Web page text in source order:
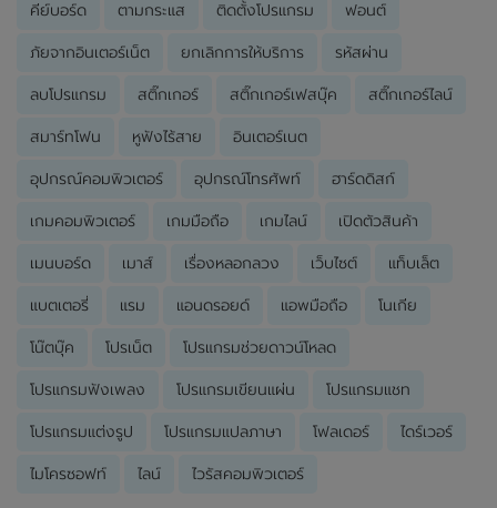
คีย์บอร์ด ตามกระแส ติดตั้งโปรแกรม ฟอนต์
ภัยจากอินเตอร์เน็ต ยกเลิกการให้บริการ รหัสผ่าน
ลบโปรแกรม สติ๊กเกอร์ สติ๊กเกอร์เฟสบุ๊ค สติ๊กเกอร์ไลน์
สมาร์ทโฟน หูฟังไร้สาย อินเตอร์เนต
อุปกรณ์คอมพิวเตอร์ อุปกรณ์โทรศัพท์ ฮาร์ดดิสก์
เกมคอมพิวเตอร์ เกมมือถือ เกมไลน์ เปิดตัวสินค้า
เมนบอร์ด เมาส์ เรื่องหลอกลวง เว็บไซต์ แท็บเล็ต
แบตเตอรี่ แรม แอนดรอยด์ แอพมือถือ โนเกีย
โน๊ตบุ๊ค โปรเน็ต โปรแกรมช่วยดาวน์โหลด
โปรแกรมฟังเพลง โปรแกรมเขียนแผ่น โปรแกรมแชท
โปรแกรมแต่งรูป โปรแกรมแปลภาษา โฟลเดอร์ ไดร์เวอร์
ไมโครซอฟท์ ไลน์ ไวรัสคอมพิวเตอร์